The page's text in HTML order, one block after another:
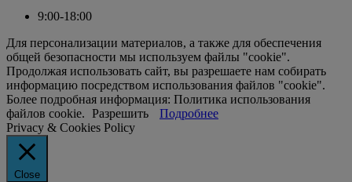
9:00-18:00
Для персонализации материалов, а также для обеспечения
общей безопасности мы используем файлы "cookie".
Продолжая использовать сайт, вы разрешаете нам собирать
информацию посредством использования файлов "cookie".
Более подробная информация: Политика использования
файлов cookie. Разрешить
Подробнее
Privacy & Cookies Policy
Close